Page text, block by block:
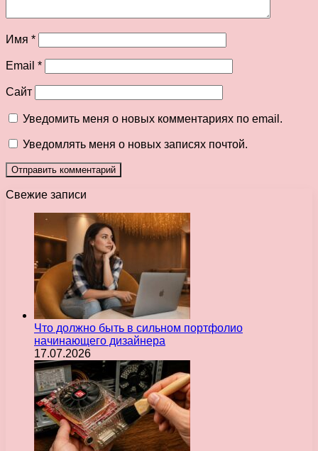
Имя *
Email *
Сайт
Уведомить меня о новых комментариях по email.
Уведомлять меня о новых записях почтой.
Свежие записи
Что должно быть в сильном портфолио
начинающего дизайнера
17.07.2026